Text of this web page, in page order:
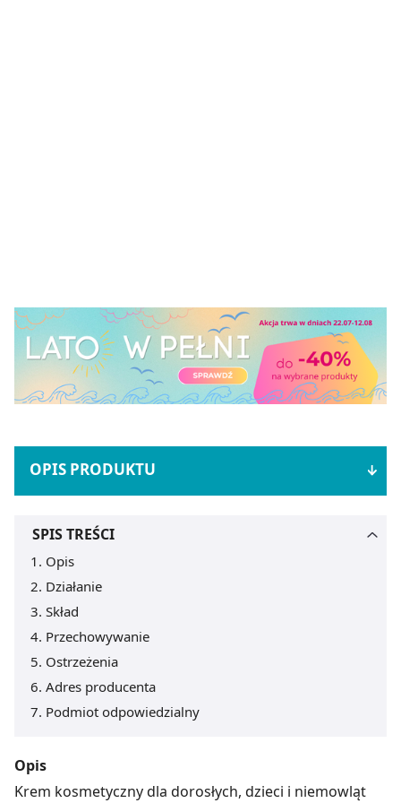
OPIS PRODUKTU
SPIS TREŚCI
Opis
Działanie
Skład
Przechowywanie
Ostrzeżenia
Adres producenta
Podmiot odpowiedzialny
Opis
Krem kosmetyczny dla dorosłych, dzieci i niemowląt